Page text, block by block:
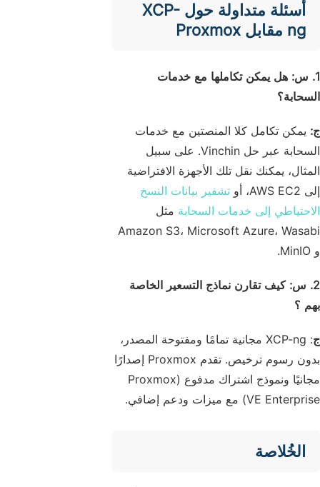
أسئلة متداولة حول XCP-
ng مقابل Proxmox
1. س: هل يمكن تكاملها مع خدمات
السحابة؟
ج: يمكن تكامل كلا المنصتين مع خدمات
السحابة عبر حل Vinchin. على سبيل
المثال، يمكنك نقل تلك الأجهزة الافتراضية
إلى AWS EC2، أو
تشفير بيانات النسخ
الاحتياطي إلى خدمات السحابة مثل
Amazon S3، Microsoft Azure، Wasabi
و MinIO.
2. س: كيف تقارن نماذج التسعير الخاصة
بهم ؟
ج
: XCP-ng مجانية تمامًا ومفتوحة المصدر،
بدون رسوم ترخيص. تقدم Proxmox إصدارًا
مجانيًا ونموذج اشتراك مدفوع (Proxmox
VE Enterprise) مع ميزات ودعم إضافي.
الخُلاصة